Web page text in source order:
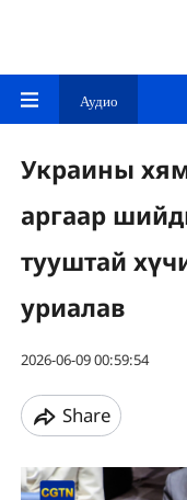
Аудио
Украины
аргаар
тууштай
уриалав
2026-06-09 00:59:54
Share